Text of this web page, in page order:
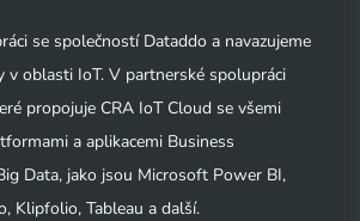
se společností Dataddo a navazujeme
v oblasti IoT. V partnerské spolupráci
propojuje CRA IoT Cloud se všemi
a aplikacemi Business
Data, jako jsou Microsoft Power BI,
Klipfolio, Tableau a další.